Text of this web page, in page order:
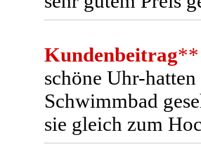
Kundenbeitrag**
schöne Uhr-
Schwimmbad
sie gleich zum